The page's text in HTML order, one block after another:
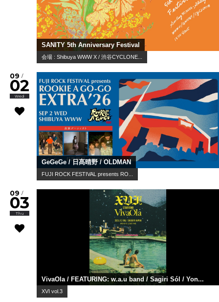
SANITY 5th Anniversary Festival
会場 : Shibuya WWW X / 渋谷CYCLONE...
09 /
02
Wed
GeGeGe / 日髙晴野 / OLDMAN
FUJI ROCK FESTIVAL presents RO...
09 /
03
Thu
VivaOla / FEATURING: w.a.u band / Sagiri Sól / Yon...
XVI vol.3